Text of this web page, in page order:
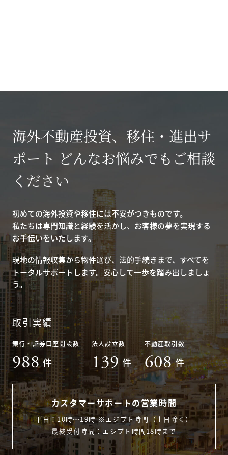
海外不動産投資、移住・進出サ
ポート どんなお悩みでもご相談
ください
初めての海外投資や移住には不安がつきものです。
私たちは専門知識と経験を活かし、お客様の夢を実現する
お手伝いをいたします。
現地の情報収集から物件選び、法的手続きまで、すべてを
トータルサポートします。安心して一歩を踏み出しましょ
う。
取引実績
銀行・証券口座開設数
988 件
法人設立数
139 件
不動産取引数
608 件
カスタマーサポートの営業時間
平日：10時〜19時 ※エジプト時間（土日除く）
最終受付時間：エジプト時間18時まで